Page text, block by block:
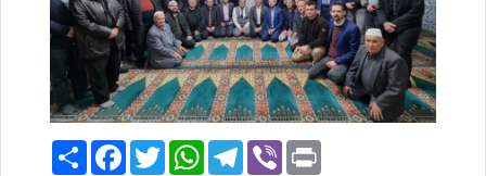
PaylaşFacebook
TwitterWhatsAppTelegram
Viber